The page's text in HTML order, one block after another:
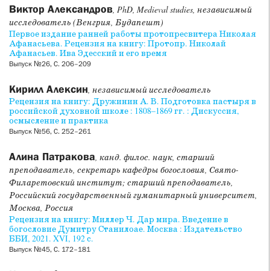
Виктор Александров, PhD, Medieval studies, независимый
исследователь (Венгрия, Будапешт)
Первое издание ранней работы протопресвитера Николая
Афанасьева. Рецензия на книгу: Протопр. Николай
Афанасьев. Ива Эдесский и его время
Выпуск №26, С. 206–209
Кирилл Алексин, независимый исследователь
Рецензия на книгу: Дружинин А. В. Подготовка пастыря в
российской духовной школе : 1808–1869 гг. : Дискуссия,
осмысление и практика
Выпуск №56, С. 252–261
Алина Патракова, канд. филос. наук, старший
преподаватель, секретарь кафедры богословия, Свято-
Филаретовский институт; старший преподаватель,
Российский государственный гуманитарный университет,
Москва, Россия
Рецензия на книгу: Миллер Ч. Дар мира. Введение в
богословие Думитру Станилоае. Москва : Издательство
ББИ, 2021. XVI, 192 с.
Выпуск №45, С. 172–181